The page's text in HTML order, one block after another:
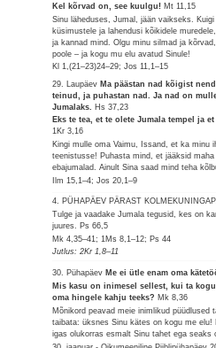
Kel kõrvad on, see kuulgu! Mt 11,15
Sinu läheduses, Jumal, jään vaikseks.
küsimustele ja lahendusi kõikidele
ja kannad mind. Olgu minu silmad ja
poole – ja kogu mu elu avatud Sinule!
Kl 1,(21–23)24–29; Jos 11,1–15
29. Laupäev Ma päästan nad kõigist
teinud, ja puhastan nad. Ja nad on
Jumalaks. Hs 37,23
Eks te tea, et te olete Jumala tempel ja
1Kr 3,16
Kingi mulle oma Vaimu, Issand, et ka minu
teenistusse! Puhasta mind, et jääksid
ebajumalad. Ainult Sina saad mind teha
Ilm 15,1–4; Jos 20,1–9
4. PÜHAPÄEV PÄRAST
Tulge ja vaadake Jumala tegusid, kes on
juures. Ps 66,5
Mk 4,35–41; 1Ms 8,1–12; Ps 44
Jutlus: 2Kr 1,8–11
30. Pühapäev Me ei ütle enam oma
Mis kasu on inimesel sellest, kui ta
oma hingele kahju teeks? Mk 8,36
Mõnikord peavad meie inimlikud
taibata: üksnes Sinu kätes on kogu me
igas olukorras esmalt Sinu tahet ega seaks